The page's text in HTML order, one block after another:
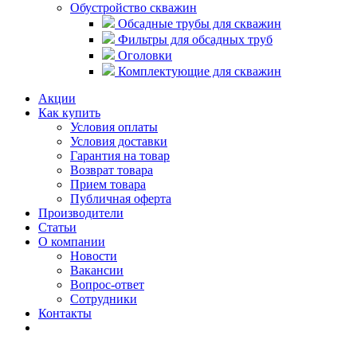
Обустройство скважин
Обсадные трубы для скважин
Фильтры для обсадных труб
Оголовки
Комплектующие для скважин
Акции
Как купить
Условия оплаты
Условия доставки
Гарантия на товар
Возврат товара
Прием товара
Публичная оферта
Производители
Статьи
О компании
Новости
Вакансии
Вопрос-ответ
Сотрудники
Контакты